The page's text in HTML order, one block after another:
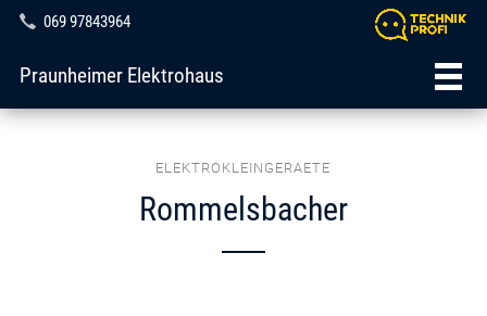
069 97843964
Praunheimer Elektrohaus
ELEKTROKLEINGERAETE
Rommelsbacher